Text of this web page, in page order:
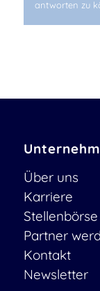
antworten zu
Über uns
Karriere
Stellenbörse
Partner
Kontakt
Newsletter